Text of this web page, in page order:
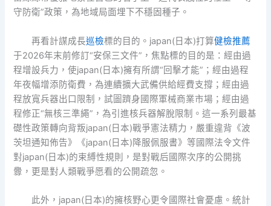
守防衛”政策，為地域局面埋下不穩固種子。
再看計謀成長巡檢標的目的。japan(日本)打算健檢推薦
于2026年末前修訂“安保三文件”，焦點標的目的是：經由過
程增設兵力，使japan(日本)擁有所謂“回擊才能”；經由過程
年夜幅增添防衛費，為連續擴大武備供給經費支撐；經由過
程放寬兵器出口限制，試圖躋身國際軍械商業市場；經由過
程修正“無核三準繩”，為引進核兵器解脫限制。這一系列最基
礎性政策轉向背叛japan(日本)戰爭憲法精力，嚴重違背《波
茨坦通知佈告》《japan(日本)降服佩服書》等國際法令文件
對japan(日本)的束縛性規則，是對戰后國際次序的公開挑
釁，更是對人類戰爭愿看的公開疏忽。
此外，japan(日本)的擁核野心更令國際社會憂慮。統計